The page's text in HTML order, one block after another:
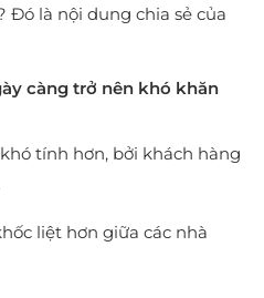
Đó là nội dung chia sẻ của
càng trở nên khó khăn
tính hơn, bởi khách hàng
liệt hơn giữa các nhà